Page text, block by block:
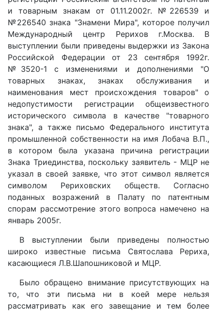
и товарным знакам от 01.11.2002г. №226539 и
№226540 знака "Знамени Мира", которое получил
Международный центр Рерихов г.Москва. В
выступлении были приведены выдержки из Закона
Российской Федерации от 23 сентября 1992г.
№3520-1 с изменениями и дополнениями "О
товарных знаках, знаках обслуживания и
наименования мест происхождения товаров" о
недопустимости регистрации общеизвестного
исторического символа в качестве "товарного
знака", а также письмо Федерального института
промышленной собственности на имя Лобача В.П.,
в котором была указана причина регистрации
Знака Триединства, поскольку заявитель - МЦР не
указал в своей заявке, что этот символ является
символом Рериховских обществ. Согласно
поданных возражений в Палату по патентным
спорам рассмотрение этого вопроса намечено на
январь 2005г.
В выступлении были приведены полностью
широко известные письма Святослава Рериха,
касающиеся Л.В.Шапошниковой и МЦР.
Было обращено внимание присутствующих на
то, что эти письма ни в коей мере нельзя
рассматривать как его завещание и тем более